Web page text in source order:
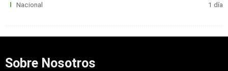
Nacional 1 día
Sobre Nosotros